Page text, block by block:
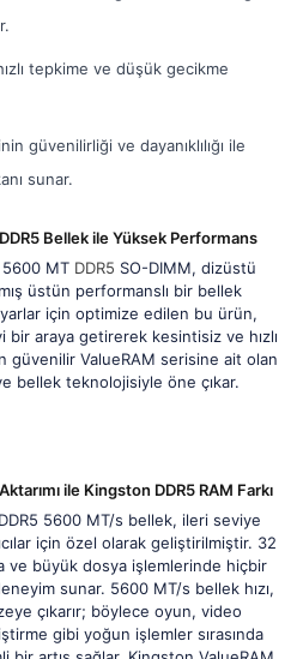
tepkime ve düşük gecikme
güvenilirliği ve dayanıklılığı ile
sunar.
Bellek ile Yüksek Performans
5600 MT DDR5 SO-DIMM, dizüstü
üstün performanslı bir bellek
için optimize edilen bu ürün,
bir araya getirerek kesintisiz ve hızlı
güvenilir ValueRAM serisine ait olan
bellek teknolojisiyle öne çıkar.
ile Kingston DDR5 RAM Farkı
5600 MT/s bellek, ileri seviye
için özel olarak geliştirilmiştir. 32
ve büyük dosya işlemlerinde hiçbir
sunar. 5600 MT/s bellek hızı,
çıkarır; böylece oyun, video
gibi yoğun işlemler sırasında